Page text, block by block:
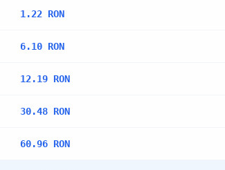
1.22 RON
6.10 RON
12.19 RON
30.48 RON
60.96 RON